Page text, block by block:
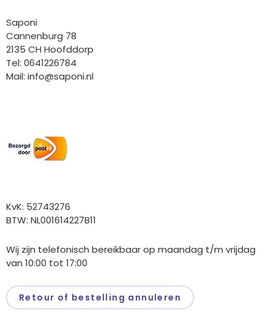
Saponi
Cannenburg 78
2135 CH Hoofddorp
Tel: 0641226784
Mail: info@saponi.nl
KvK: 52743276
BTW: NL001614227B11
Wij zijn telefonisch bereikbaar op maandag t/m vrijdag
van 10:00 tot 17:00
Retour of bestelling annuleren